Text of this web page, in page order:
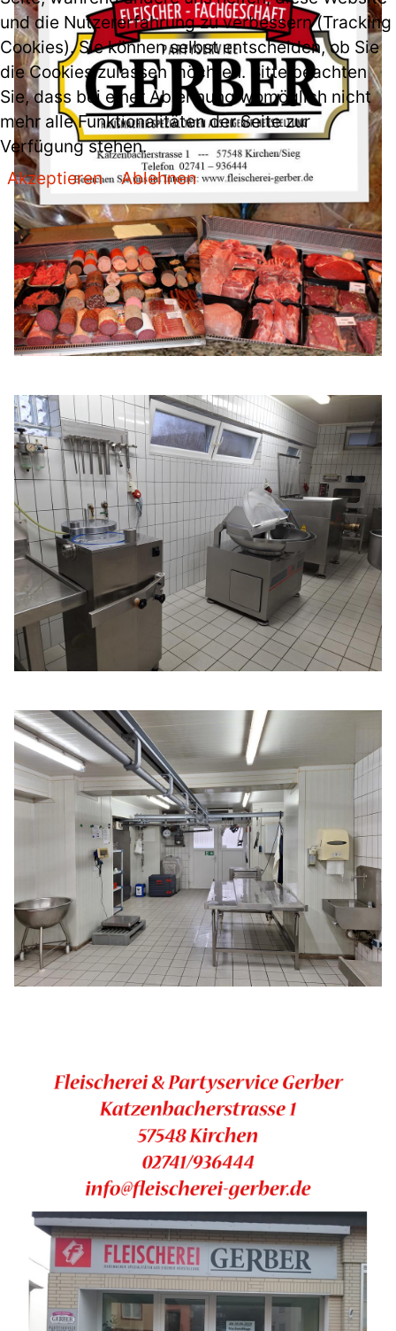
und die Nutzererfahrung zu verbessern (Tracking
Cookies). Sie können selbst entscheiden, ob Sie
die Cookies zulassen möchten. Bitte beachten
Sie, dass bei einer Ablehnung womöglich nicht
mehr alle Funktionalitäten der Seite zur
Verfügung stehen.
Akzeptieren
Ablehnen